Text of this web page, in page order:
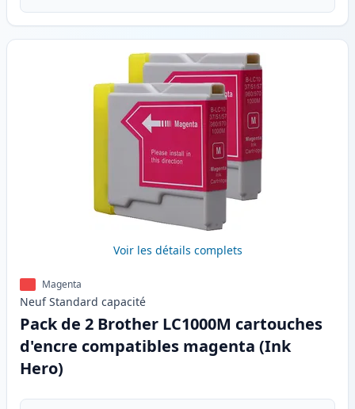
Voir les détails complets
Magenta
Neuf Standard capacité
Pack de 2 Brother LC1000M cartouches
d'encre compatibles magenta (Ink
Hero)